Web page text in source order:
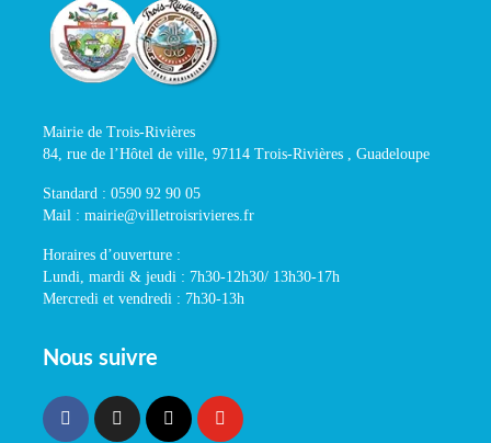
Mairie de Trois-Rivières
84, rue de l’Hôtel de ville, 97114 Trois-Rivières , Guadeloupe
Standard : 0590 92 90 05
Mail : mairie@villetroisrivieres.fr
Horaires d’ouverture :
Lundi, mardi & jeudi : 7h30-12h30/ 13h30-17h
Mercredi et vendredi : 7h30-13h
Nous suivre